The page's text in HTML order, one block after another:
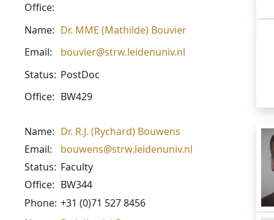
Office:
Name: Dr. MME (Mathilde) Bouvier
Email:
bouvier@strw.leidenuniv.nl
Status: PostDoc
Office: BW429
Name: Dr. R.J. (Rychard) Bouwens
Email:
bouwens@strw.leidenuniv.nl
Status: Faculty
Office: BW344
Phone: +31 (0)71 527 8456